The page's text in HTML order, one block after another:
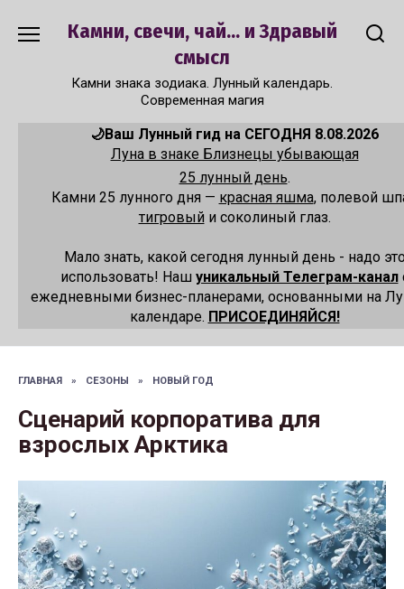
Камни, свечи, чай... и Здравый
смысл
Камни знака зодиака. Лунный календарь.
Современная магия
🌙Ваш Лунный гид на СЕГОДНЯ 8.08.2026
Луна в знаке Близнецы убывающая
25 лунный день.
Камни 25 лунного дня — красная яшма, полевой
тигровыйи соколиный глаз.
Мало знать, какой сегодня лунный день - надо
использовать! Наш уникальный Телеграм-канал
ежедневными бизнес-планерами, основанными на
календаре. ПРИСОЕДИНЯЙСЯ!
ГЛАВНАЯ » СЕЗОНЫ » НОВЫЙ ГОД
Сценарий корпоратива для
взрослых Арктика